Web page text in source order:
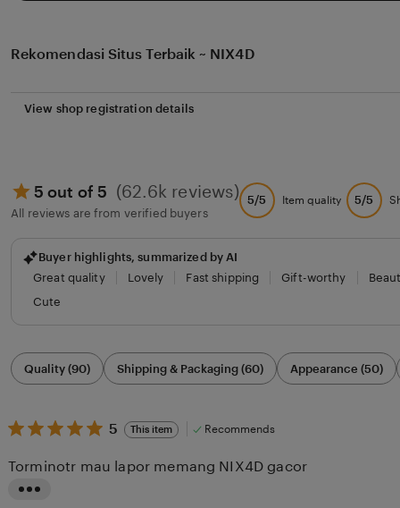
Rekomendasi Situs Terbaik ~ NIX4D
View shop registration details
5 out of 5 (62.6k reviews)
All reviews are from verified buyers
5/5 Item quality 5/5
Buyer highlights, summarized by AI
Great quality
Lovely Fast shipping Gift-worthy
Cute
Filter
by
category
Quality (90) Shipping & Packaging (60) Appearance (50)
5
out
5
stars
5 This item Recommends
Torminotr mau lapor memang NIX4D gacor